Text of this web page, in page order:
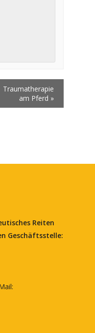
Traumatherapie
am Pferd »
Reiten
Geschäftsstelle: